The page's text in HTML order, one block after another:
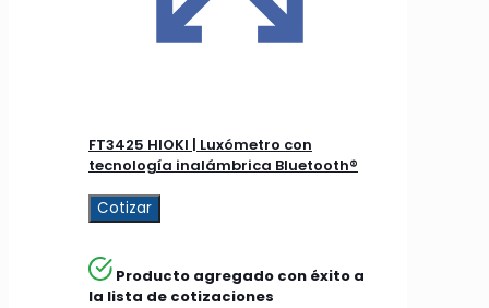
FT3425 HIOKI | Luxómetro con
tecnología inalámbrica Bluetooth®
Cotizar
Producto agregado con éxito a
la lista de cotizaciones